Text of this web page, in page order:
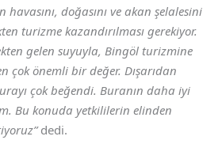
doğasını ve akan şelalesini
turizme kazandırılması gerekiyor.
gelen suyuyla, Bingöl turizmine
çok önemli bir değer. Dışarıdan
çok beğendi. Buranın daha iyi
Bu konuda yetkililerin elinden
dedi.